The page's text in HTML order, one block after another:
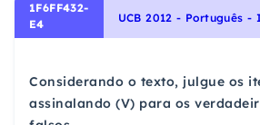
1F6FF432-
E4
Considerando o texto, julgue os
assinalando (V) para os